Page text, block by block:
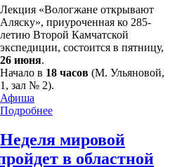
Лекция «Вологжане открывают
Аляску», приуроченная ко 285-
летию Второй Камчатской
экспедиции, состоится в пятницу,
26 июня.
Начало в 18 часов (М. Ульяновой,
1, зал № 2).
Афиша
Подробнее
Неделя мировой
в областной